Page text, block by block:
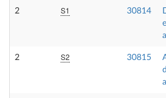
2 S1 30814
2 S2 30815